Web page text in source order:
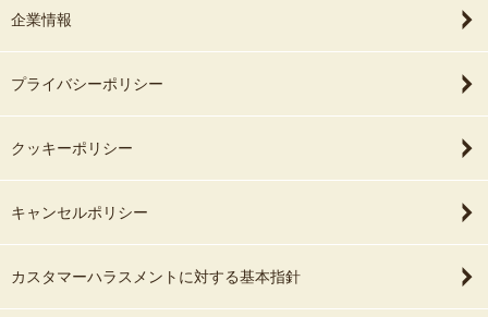
企業情報
プライバシーポリシー
クッキーポリシー
キャンセルポリシー
カスタマーハラスメントに対する基本指針